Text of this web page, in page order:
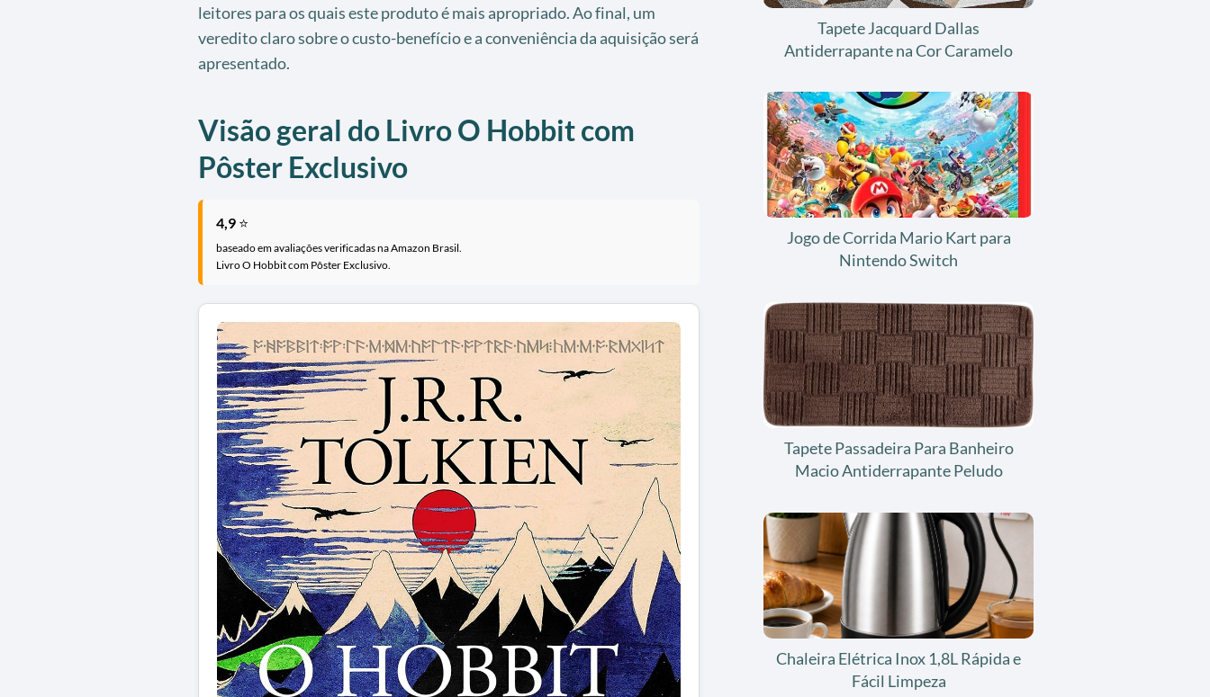
leitores para os quais este produto é mais apropriado. Ao final, um
veredito claro sobre o custo-benefício e a conveniência da aquisição será
apresentado.
Visão geral do Livro O Hobbit com
Pôster Exclusivo
4,9⭐
baseado em avaliações verificadas na Amazon Brasil.
Livro O Hobbit com Pôster Exclusivo.
Tapete Jacquard Dallas
Antiderrapante na Cor Caramelo
Jogo de Corrida Mario Kart para
Nintendo Switch
Tapete Passadeira Para Banheiro
Macio Antiderrapante Peludo
Chaleira Elétrica Inox 1,8L Rápida e
Fácil Limpeza